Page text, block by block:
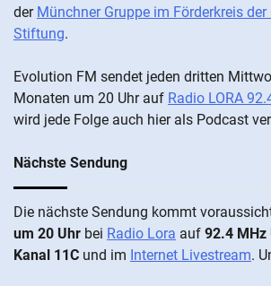
der Münch­ner Grup­pe im För­der­kreis
Stiftung.
Evolution FM sen­det je­den drit­ten
Mo­nat­en um 20 Uhr auf Radio LORA
wird je­de Fol­ge auch hier als Pod­cast
Nächste Sendung
Die näch­ste Sen­dung kommt
um 20 Uhr bei Radio Lora auf 92.4 MHz
Kanal 11C und im Internet Livestream.